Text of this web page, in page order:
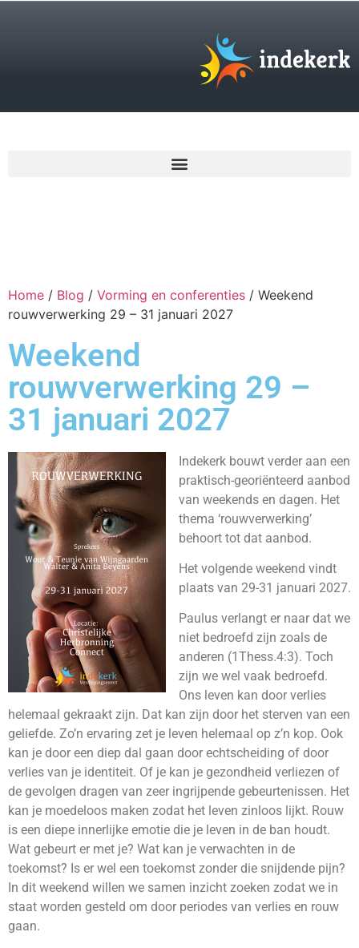
Home / Blog / Vorming en conferenties / Weekend
rouwverwerking 29 – 31 januari 2027
Weekend
rouwverwerking 29 –
31 januari 2027
Indekerk bouwt verder aan een
praktisch-georiënteerd aanbod
van weekends en dagen. Het
thema ‘rouwverwerking’
behoort tot dat aanbod.
Het volgende weekend vindt
plaats van 29-31 januari 2027.
Paulus verlangt er naar dat we
niet bedroefd zijn zoals de
anderen (1Thess.4:3). Toch
zijn we wel vaak bedroefd.
Ons leven kan door verlies
helemaal gekraakt zijn. Dat kan zijn door het sterven van een
geliefde. Zo’n ervaring zet je leven helemaal op z’n kop. Ook
kan je door een diep dal gaan door echtscheiding of door
verlies van je identiteit. Of je kan je gezondheid verliezen of
de gevolgen dragen van zeer ingrijpende gebeurtenissen. Het
kan je moedeloos maken zodat het leven zinloos lijkt. Rouw
is een diepe innerlijke emotie die je leven in de ban houdt.
Wat gebeurt er met je? Wat kan je verwachten in de
toekomst? Is er wel een toekomst zonder die snijdende pijn?
In dit weekend willen we samen inzicht zoeken zodat we in
staat worden gesteld om door periodes van verlies en rouw
gaan.